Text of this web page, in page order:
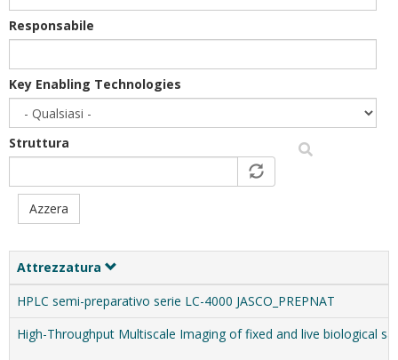
Responsabile
Key Enabling Technologies
Struttura
Azzera
Attrezzatura
HPLC semi-preparativo serie LC-4000 JASCO_PREPNAT
High-Throughput Multiscale Imaging of fixed and live biological